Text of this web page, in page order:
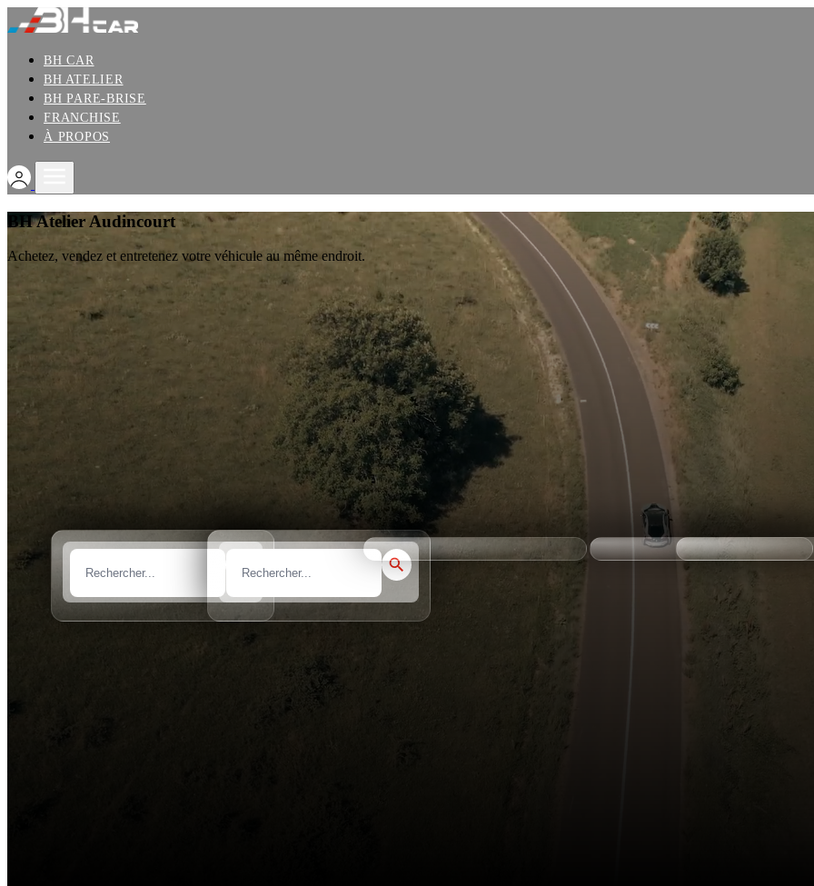
BH CAR
BH ATELIER
BH PARE-BRISE
FRANCHISE
À PROPOS
BH Atelier Audincourt
Achetez, vendez et entretenez votre véhicule au même endroit.
Nos services
BH ATELIER
Modèle prix max
Sélectionner
km max
Sélectionner Sélectionner
Rapide et efficace
Profitez d'un service optimisé et performant sans aucune formalité administrative à gérer.